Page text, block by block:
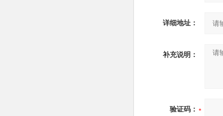
详细地址：
补充说明：
验证码：